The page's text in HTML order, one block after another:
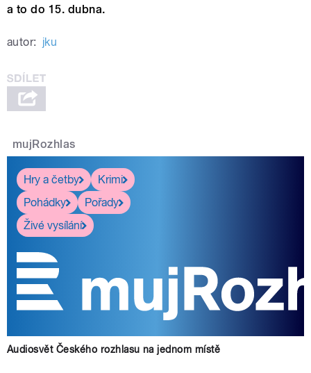
a to do 15. dubna.
autor: jku
mujRozhlas
Hry a četby
Krimi
Pohádky
Pořady
Živé vysílání
Audiosvět Českého rozhlasu na jednom místě